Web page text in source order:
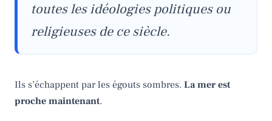
toutes les idéologies politiques ou
religieuses de ce siècle.
Ils s’échappent par les égouts sombres. La mer est
proche maintenant.